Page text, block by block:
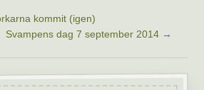
kommit (igen)
Svampens dag 7 september 2014 →